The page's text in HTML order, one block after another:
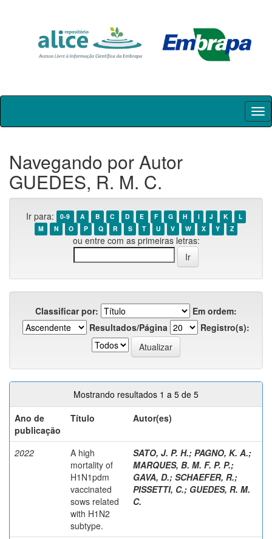
Skip
Navegando por Autor
GUEDES, R. M. C.
Ir para: 0-9 A B C D E F G H I J K
L
M
N O P Q R S T U V W X Y Z
ou entre com as primeiras letras:
Classificar por:
Em ordem:
Resultados/Página
Registro(s):
Mostrando resultados 1 a 5 de 5
Ano de
publicação
Título Autor(es)
2022
A high
mortality of
H1N1pdm
vaccinated
sows related
with H1N2
subtype.
SATO, J. P. H.; PAGNO, K. A.;
MARQUES, B. M. F. P. P.;
GAVA, D.; SCHAEFER, R.;
PISSETTI, C.; GUEDES, R. M.
C.